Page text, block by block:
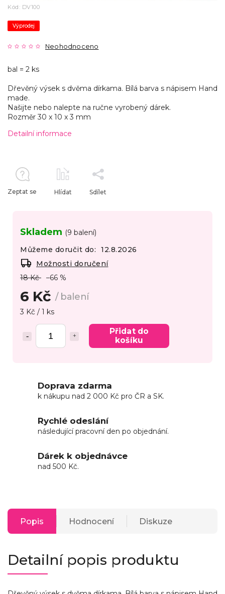
Kód: DV100
Výprodej
Neohodnoceno
18 Kč –66 %
6 Kč/ balení
3 Kč / 1 ks
Přidat do
košíku
Skladem (9 balení)
Můžeme doručit do:
12.8.2026
Možnosti doručení
bal = 2 ks
Dřevěný výsek s dvěma dírkama. Bílá barva s nápisem Hand
made.
Našijte nebo nalepte na ručne vyrobený dárek.
Rozměr 30 x 10 x 3 mm
Detailní informace
Zeptat se Hlídat Sdílet
Doprava zdarma
k nákupu nad 2 000 Kč pro ČR a SK.
Rychlé odeslání
následující pracovní den po objednání.
Dárek k objednávce
nad 500 Kč.
Popis Hodnocení Diskuze
Detailní popis produktu